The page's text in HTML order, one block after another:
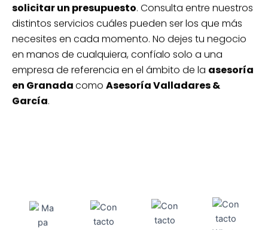
solicitar un presupuesto. Consulta entre nuestros
distintos servicios cuáles pueden ser los que más
necesites en cada momento. No dejes tu negocio
en manos de cualquiera, confíalo solo a una
empresa de referencia en el ámbito de la asesoría
en Granadacomo Asesoría Valladares &
García.